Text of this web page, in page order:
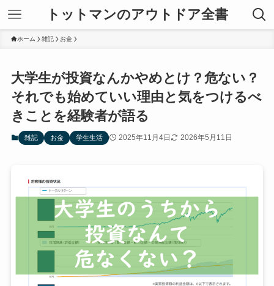
トットマンのアウトドア全書
ホーム 雑記 お金
大学生が投資なんかやめとけ？危ない？
それでも始めていい理由と気をつけるべ
きことを経験者が語る
雑記 お金 学生生活 2025年11月4日 2026年5月11日